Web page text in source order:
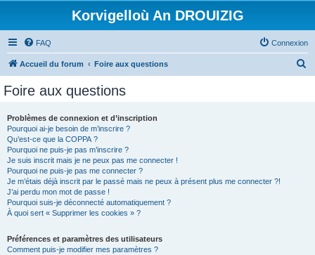
Korvigelloù An DROUIZIG
FAQ Connexion
Accueil du forum Foire aux questions
Foire aux questions
Problèmes de connexion et d’inscription
Pourquoi ai-je besoin de m’inscrire ?
Qu’est-ce que la COPPA ?
Pourquoi ne puis-je pas m’inscrire ?
Je suis inscrit mais je ne peux pas me connecter !
Pourquoi ne puis-je pas me connecter ?
Je m’étais déjà inscrit par le passé mais ne peux à présent plus me connecter ?!
J’ai perdu mon mot de passe !
Pourquoi suis-je déconnecté automatiquement ?
À quoi sert « Supprimer les cookies » ?
Préférences et paramètres des utilisateurs
Comment puis-je modifier mes paramètres ?